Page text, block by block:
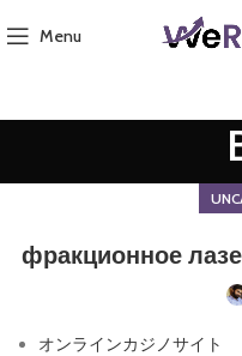
Menu
фракционное
オンラインカジノサイト